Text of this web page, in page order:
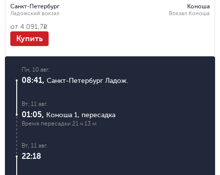
Санкт-Петербург
Ладожский вокзал
Коноша
Вокзал Коноша
от 4 091,7R
Купить
Пн, 10 авг.
08:41, Санкт-Петербург Ладож.
Вт, 11 авг.
01:05, Коноша 1 , пересадка
Время пересадки 21 ч 13 м
Вт, 11 авг.
22:18